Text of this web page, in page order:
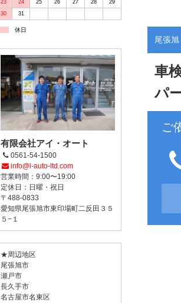
尾張
車
パ
ご
23
24 25 26 27 28
29
30
31
休日
有限会社アイ・オート
0561-54-1500
info@i-auto-ltd.com
営業時間：9:00〜19:00
定休日：日曜・祝日
〒488-0833
愛知県尾張旭市東印場町二反田３５
５−１
★周辺地区
尾張旭市
瀬戸市
長久手市
名古屋市名東区